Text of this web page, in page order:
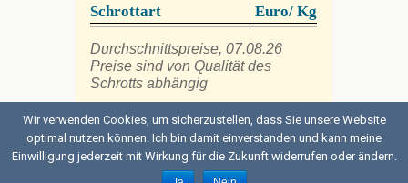
Schrottart Euro/ Kg
Durchschnittspreise, 07.08.26
Preise sind von Qualität des
Schrotts abhängig
Back to top
Wir verwenden Cookies, um sicherzustellen, dass Sie unsere Website
optimal nutzen können. Ich bin damit einverstanden und kann meine
Einwilligung jederzeit mit Wirkung für die Zukunft widerrufen oder ändern.